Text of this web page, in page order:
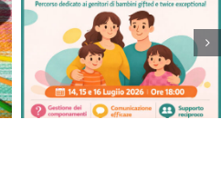
lingua inglese